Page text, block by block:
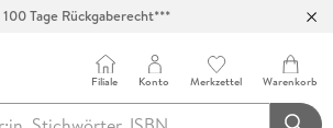
100 Tage Rückgaberecht***
Filiale Konto Merkzettel Warenkorb